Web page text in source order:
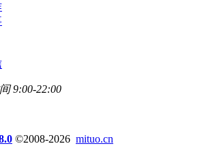
9:00-22:00
©2008-2026 mituo.cn